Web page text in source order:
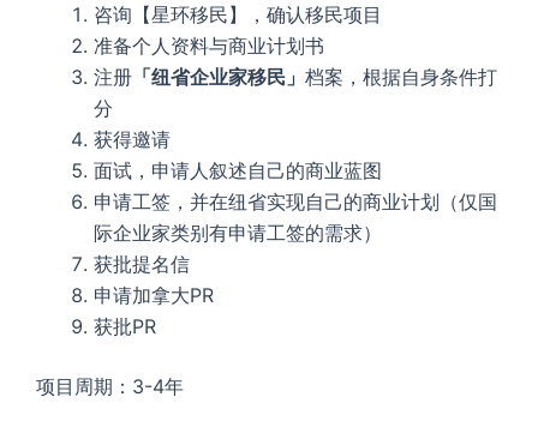
咨询【星环移民】，确认移民项目
准备个人资料与商业计划书
注册 「纽省企业家移民」 档案，根据自身条件打
分
获得邀请
面试，申请人叙述自己的商业蓝图
申请工签，并在纽省实现自己的商业计划（仅国
际企业家类别有申请工签的需求）
获批提名信
申请加拿大PR
获批PR
项目周期：3-4年